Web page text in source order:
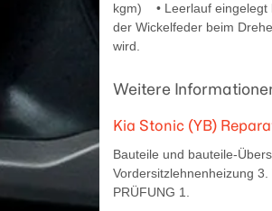
kgm) • Leerlauf eingelegt
der Wickelfeder beim
wird.
Weitere
Kia Stonic (YB)
Bauteile und bauteile-
Vordersitzlehnenheizung
PRÜFUNG 1.